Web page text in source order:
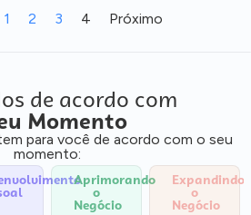
1 2 3 4 Próximo
de acordo com
Momento
para você de acordo com o seu
momento:
Aprimorando
o
Negócio
Expandindo
o
Negócio